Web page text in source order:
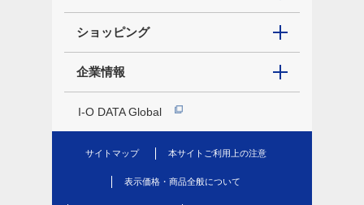
ショッピング
企業情報
I-O DATA Global
サイトマップ 本サイトご利用上の注意
表示価格・商品全般について